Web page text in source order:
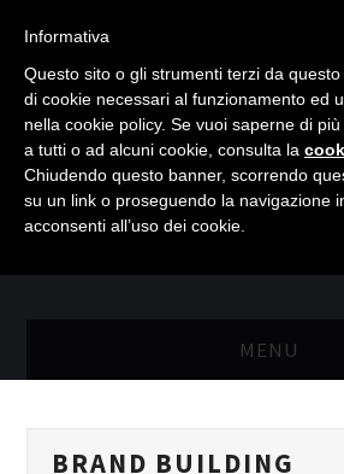
MENU
BRAND BUILDING
Informativa
Questo sito o gli strumenti terzi da
di cookie necessari al funzionamento ed
nella cookie policy. Se vuoi saperne di
a tutti o ad alcuni cookie, consulta la
Chiudendo questo banner, scorrendo
su un link o proseguendo la navigazione
acconsenti all’uso dei cookie.